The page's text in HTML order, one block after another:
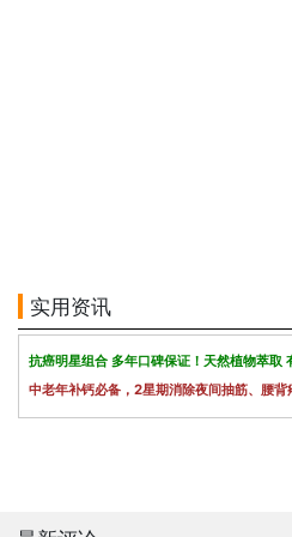
实用资讯
抗癌明星组合 多年口碑保证！天然植物萃取
中老年补钙必备，2星期消除夜间抽筋、腰